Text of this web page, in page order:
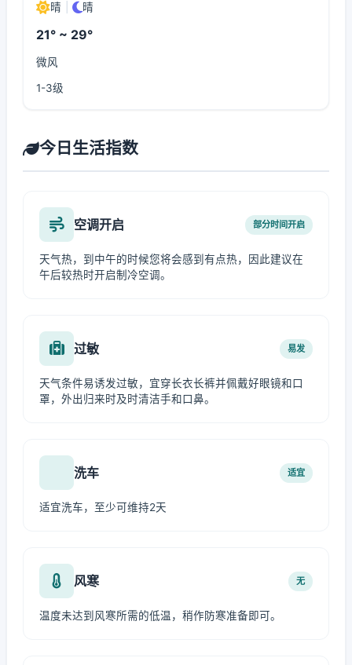
晴 晴
21° ~ 29°
微风
1-3级
今日生活指数
空调开启 部分时间开启
天气热，到中午的时候您将会感到有点热，因此建议在
午后较热时开启制冷空调。
过敏 易发
天气条件易诱发过敏，宜穿长衣长裤并佩戴好眼镜和口
罩，外出归来时及时清洁手和口鼻。
洗车 适宜
适宜洗车，至少可维持2天
风寒 无
温度未达到风寒所需的低温，稍作防寒准备即可。